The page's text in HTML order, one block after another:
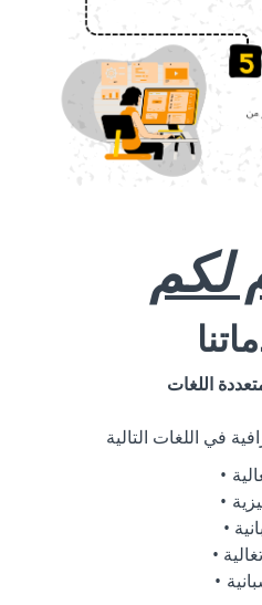
لكم
اللغات
في اللغات التالية